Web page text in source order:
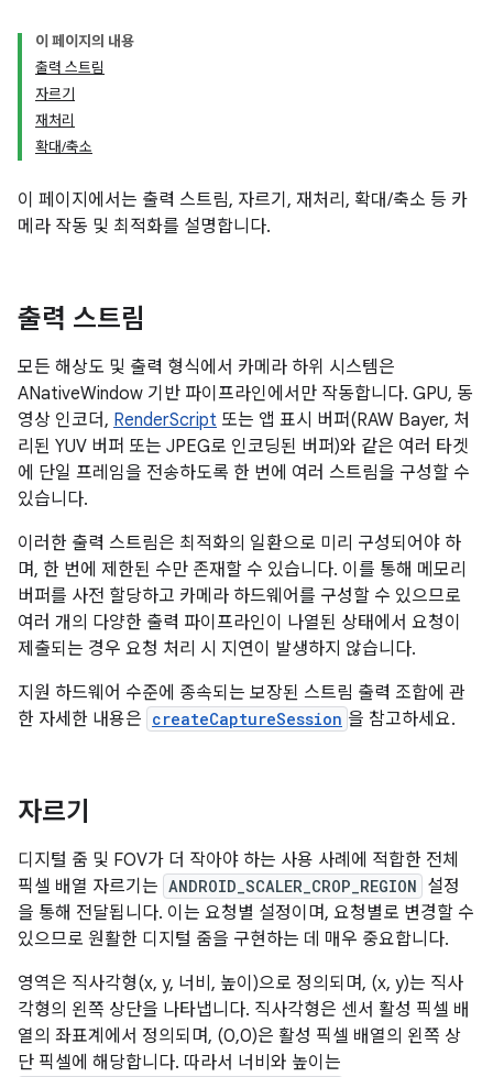
이 페이지의 내용
출력 스트림
자르기
재처리
확대/축소
이 페이지에서는 출력 스트림, 자르기, 재처리, 확대/축소 등 카
메라 작동 및 최적화를 설명합니다.
출력 스트림
모든 해상도 및 출력 형식에서 카메라 하위 시스템은
ANativeWindow 기반 파이프라인에서만 작동합니다. GPU, 동
영상 인코더, RenderScript 또는 앱 표시 버퍼(RAW Bayer, 처
리된 YUV 버퍼 또는 JPEG로 인코딩된 버퍼)와 같은 여러 타겟
에 단일 프레임을 전송하도록 한 번에 여러 스트림을 구성할 수
있습니다.
이러한 출력 스트림은 최적화의 일환으로 미리 구성되어야 하
며, 한 번에 제한된 수만 존재할 수 있습니다. 이를 통해 메모리
버퍼를 사전 할당하고 카메라 하드웨어를 구성할 수 있으므로
여러 개의 다양한 출력 파이프라인이 나열된 상태에서 요청이
제출되는 경우 요청 처리 시 지연이 발생하지 않습니다.
지원 하드웨어 수준에 종속되는 보장된 스트림 출력 조합에 관
한 자세한 내용은 createCaptureSession 을 참고하세요.
자르기
디지털 줌 및 FOV가 더 작아야 하는 사용 사례에 적합한 전체
픽셀 배열 자르기는 ANDROID_SCALER_CROP_REGION 설정
을 통해 전달됩니다. 이는 요청별 설정이며, 요청별로 변경할 수
있으므로 원활한 디지털 줌을 구현하는 데 매우 중요합니다.
영역은 직사각형(x, y, 너비, 높이)으로 정의되며, (x, y)는 직사
각형의 왼쪽 상단을 나타냅니다. 직사각형은 센서 활성 픽셀 배
열의 좌표계에서 정의되며, (0,0)은 활성 픽셀 배열의 왼쪽 상
단 픽셀에 해당합니다. 따라서 너비와 높이는